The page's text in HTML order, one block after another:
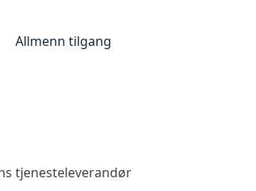
Allmenn tilgang
tjenesteleverandør